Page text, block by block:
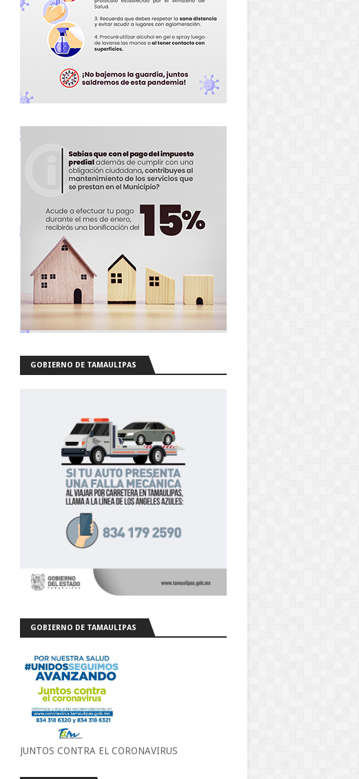
GOBIERNO DE TAMAULIPAS
GOBIERNO DE TAMAULIPAS
JUNTOS CONTRA EL CORONAVIRUS